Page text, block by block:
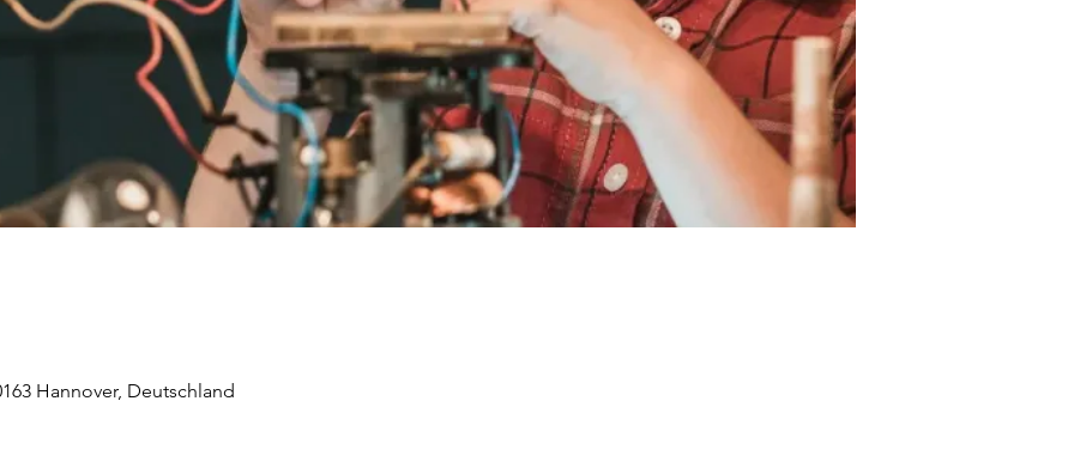
Hannover, Deutschland